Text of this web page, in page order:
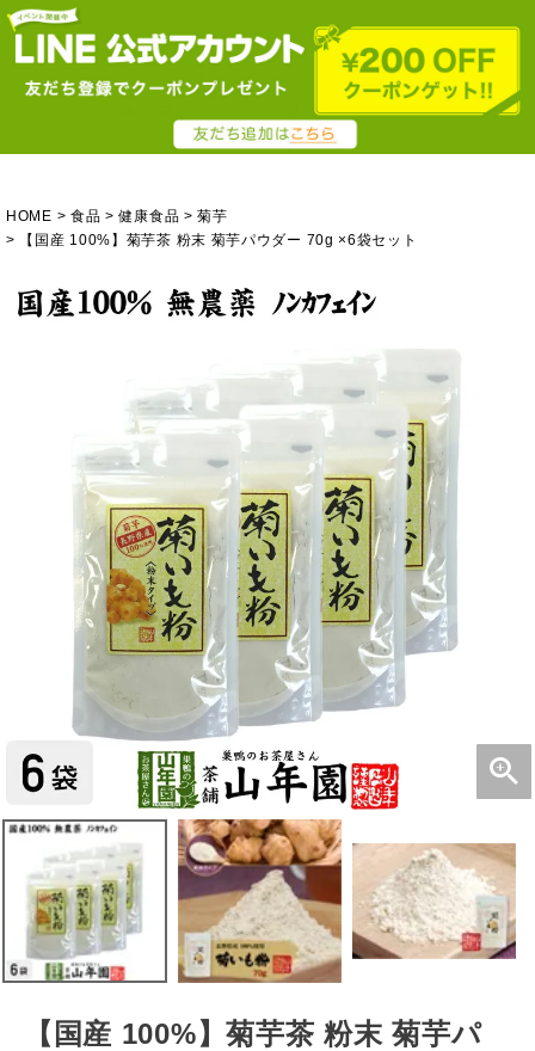
HOME 食品 健康食品
菊芋
【国産 100%】菊芋茶 粉末 菊芋パウダー 70g ×6袋セット
【国産 100%】菊芋茶 粉末 菊芋パ